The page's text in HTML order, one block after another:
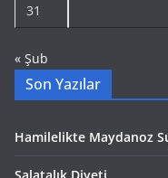
31
« Şub
Son Yazılar
Hamilelikte Maydanoz